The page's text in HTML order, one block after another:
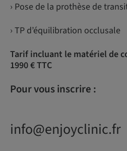
› Pose de la prothèse de
› TP d’équilibration occlusale
Tarif incluant le matériel de
1990 € TTC
Pour vous inscrire :
info@enjoyclinic.fr